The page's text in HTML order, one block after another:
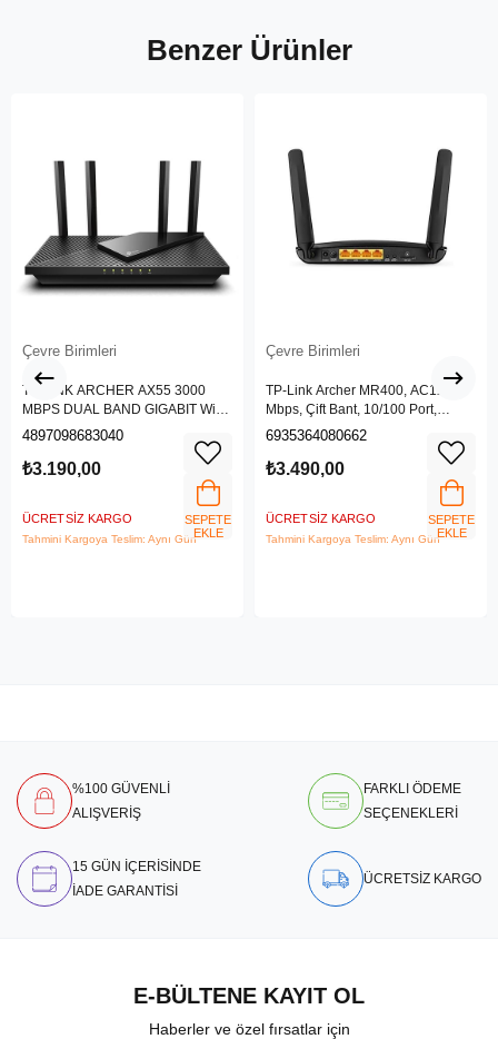
Benzer Ürünler
Çevre Birimleri
TP-LINK ARCHER AX55 3000
MBPS DUAL BAND GIGABIT Wi-Fi
6 ROUTER
4897098683040
₺3.190,00
ÜCRETSIZ KARGO
Tahmini Kargoya Teslim: Aynı Gün
SEPETE
EKLE
Çevre Birimleri
TP-Link Archer MR400, AC1200
Mbps, Çift Bant, 10/100 Port,
4G/3G SIM Yuvası, Kablosuz 4G
6935364080662
₺3.490,00
ÜCRETSIZ KARGO
Tahmini Kargoya Teslim: Aynı Gün
SEPETE
EKLE
%100 GÜVENLİ
ALIŞVERİŞ
FARKLI ÖDEME
SEÇENEKLERİ
15 GÜN İÇERİSİNDE
İADE GARANTİSİ
ÜCRETSİZ KARGO
E-BÜLTENE KAYIT OL
Haberler ve özel fırsatlar için